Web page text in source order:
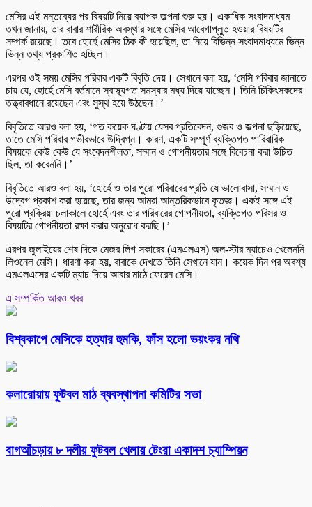
মেসির এই মন্তব্যের পর বিষয়টি নিয়ে ব্যাপক জল্পনা শুরু হয়। একাধিক সংবাদমাধ্যম
তখন জানায়, তার বাবার শারীরিক অবস্থার সঙ্গে মেসির আবেগাপ্লুত হওয়ার বিষয়টির
সম্পর্ক রয়েছে। তবে হোর্হে মেসির ঠিক কী হয়েছিল, তা নিয়ে বিভিন্ন সংবাদমাধ্যমে ভিন্ন
ভিন্ন তথ্য প্রকাশিত হচ্ছিল।
এরপর ওই সময় মেসির পরিবার একটি বিবৃতি দেয়। সেখানে বলা হয়, ‘মেসি পরিবার জানাতে
চায় যে, হোর্হে মেসি বর্তমানে স্বাস্থ্যগত সমস্যার মধ্য দিয়ে যাচ্ছেন। তিনি চিকিৎসকদের
তত্ত্বাবধানে রয়েছেন এবং সুস্থ হয়ে উঠছেন।’
বিবৃতিতে আরও বলা হয়, ‘গত কয়েক ঘণ্টায় যেসব প্রতিবেদন, গুজব ও জল্পনা ছড়িয়েছে,
তাতে মেসি পরিবার গভীরভাবে উদ্বিগ্ন। কারণ, একটি সম্পূর্ণ ব্যক্তিগত পারিবারিক
বিষয়কে কেউ কেউ যে সংবেদনশীলতা, সম্মান ও গোপনীয়তার সঙ্গে বিবেচনা করা উচিত
ছিল, তা করেননি।’
বিবৃতিতে আরও বলা হয়, ‘হোর্হে ও তার পুরো পরিবারের প্রতি যে ভালোবাসা, সম্মান ও
উদ্বেগ প্রকাশ করা হয়েছে, তার জন্য আমরা আন্তরিকভাবে কৃতজ্ঞ। একই সঙ্গে এই
পুরো প্রক্রিয়া চলাকালে হোর্হে এবং তার পরিবারের গোপনীয়তা, ব্যক্তিগত পরিসর ও
বিষয়টির গোপনীয়তা রক্ষা করার অনুরোধ করছি।’
এরপর জুলাইয়ের শেষ দিকে মেজর লিগ সকারের (এমএলএস) অল-স্টার ম্যাচেও খেলেননি
লিওনেল মেসি। ধারণা করা হয়, বাবাকে দেখতে তিনি সেখানে যান। কয়েক দিন পর অবশ্য
এমএলএসের একটি ম্যাচ দিয়ে আবার মাঠে ফেরেন মেসি।
এ সম্পর্কিত আরও খবর
বিশ্বকাপে মেসিকে হত্যার হুমকি, ফাঁস হলো ভয়ংকর নথি
কলারোয়ায় ফুটবল মাঠ ব্যবস্থাপনা কমিটির সভা
বাগআঁচড়ায় ৮ দলীয় ফুটবল খেলায় টেংরা একাদশ চ্যাম্পিয়ন